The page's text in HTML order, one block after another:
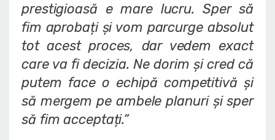
prestigioasă e mare lucru. Sper să
fim aprobați și vom parcurge absolut
tot acest proces, dar vedem exact
care va fi decizia. Ne dorim și cred că
putem face o echipă competitivă și
să mergem pe ambele planuri și sper
să fim acceptați.”